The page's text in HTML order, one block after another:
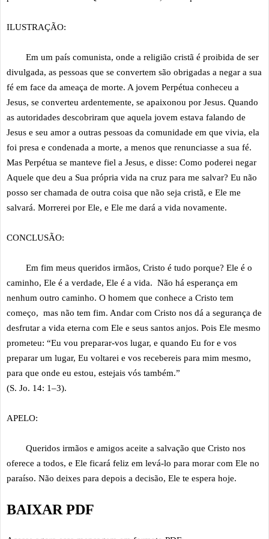
ILUSTRAÇÃO:
Em um país comunista, onde a religião cristã é proibida de ser
divulgada, as pessoas que se convertem são obrigadas a negar a sua
fé em face da ameaça de morte. A jovem Perpétua conheceu a
Jesus, se converteu ardentemente, se apaixonou por Jesus. Quando
as autoridades descobriram que aquela jovem estava falando de
Jesus e seu amor a outras pessoas da comunidade em que vivia, ela
foi presa e condenada a morte, a menos que renunciasse a sua fé.
Mas Perpétua se manteve fiel a Jesus, e disse: Como poderei negar
Aquele que deu a Sua própria vida na cruz para me salvar? Eu não
posso ser chamada de outra coisa que não seja cristã, e Ele me
salvará. Morrerei por Ele, e Ele me dará a vida novamente.
CONCLUSÃO:
Em fim meus queridos irmãos, Cristo é tudo porque? Ele é o
caminho, Ele é a verdade, Ele é a vida. Não há esperança em
nenhum outro caminho. O homem que conhece a Cristo tem
começo, mas não tem fim. Andar com Cristo nos dá a segurança de
desfrutar a vida eterna com Ele e seus santos anjos. Pois Ele mesmo
prometeu: “Eu vou preparar-vos lugar, e quando Eu for e vos
preparar um lugar, Eu voltarei e vos recebereis para mim mesmo,
para que onde eu estou, estejais vós também.”
(S. Jo. 14: 1–3).
APELO:
Queridos irmãos e amigos aceite a salvação que Cristo nos
oferece a todos, e Ele ficará feliz em levá-lo para morar com Ele no
paraíso. Não deixes para depois a decisão, Ele te espera hoje.
BAIXAR PDF